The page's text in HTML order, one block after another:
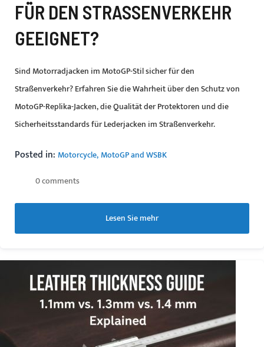
FÜR DEN STRASSENVERKEHR G
EEIGNET?
Sind Motorradjacken im MotoGP-Stil sicher für den
Straßenverkehr? Erfahren Sie die Wahrheit über den Schutz von
MotoGP-Replika-Jacken, die Qualität der Protektoren und die
Sicherheitsstandards für Lederjacken im Straßenverkehr.
Posted in: Motorcycle MotoGP and WSBK
0 comments
Lesen Sie mehr